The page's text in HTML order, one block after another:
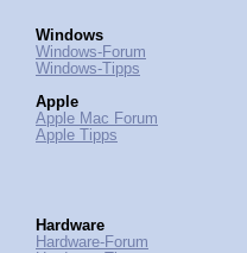
Windows
Windows-Forum
Windows-Tipps
Apple
Apple Mac Forum
Apple Tipps
Hardware
Hardware-Forum